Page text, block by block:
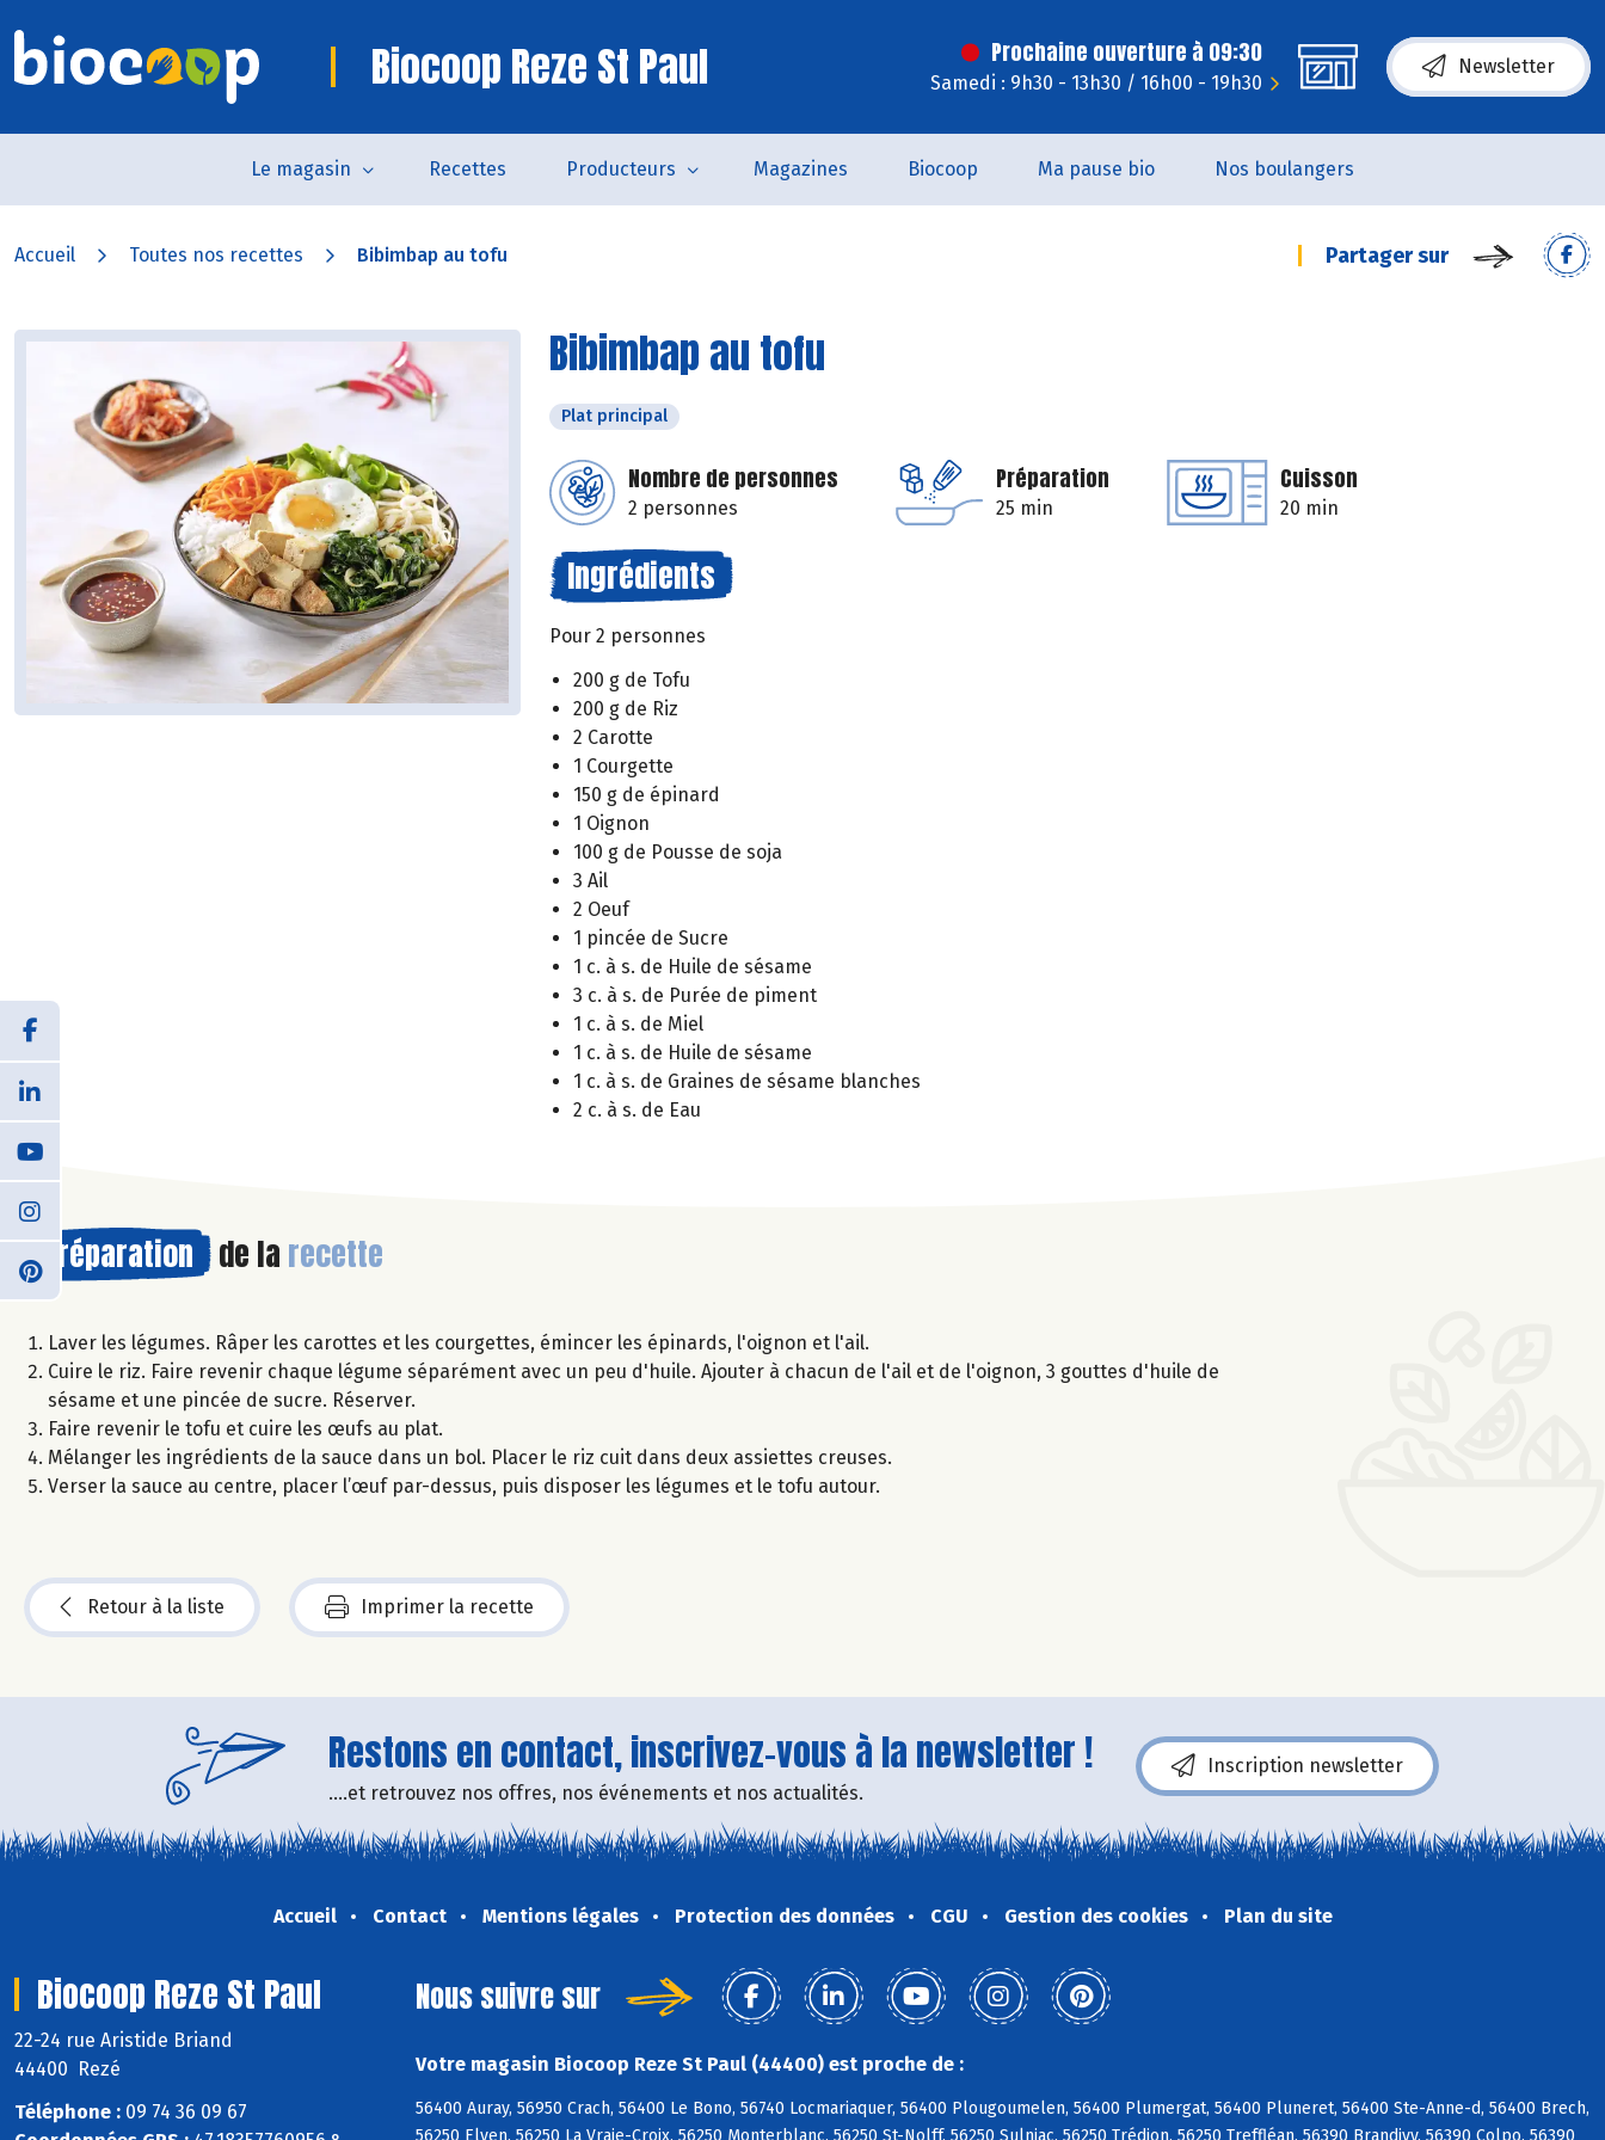
Biocoop Reze St Paul Prochaine ouverture à 09:30
Samedi : 9h30 - 13h30 / 16h00 - 19h30
Newsletter
Le magasin Recettes Producteurs Magazines Biocoop Ma pause bio Nos boulangers
Accueil Toutes nos recettes Bibimbap au tofu Partager sur
Bibimbap au tofu
Plat principal
Nombre de personnes
2 personnes
Préparation
25 min
Cuisson
20 min
Ingrédients
Pour 2 personnes
200 g de Tofu
200 g de Riz
2 Carotte
1 Courgette
150 g de épinard
1 Oignon
100 g de Pousse de soja
3 Ail
2 Oeuf
1 pincée de Sucre
1 c. à s. de Huile de sésame
3 c. à s. de Purée de piment
1 c. à s. de Miel
1 c. à s. de Huile de sésame
1 c. à s. de Graines de sésame blanches
2 c. à s. de Eau
Préparation de la recette
Laver les légumes. Râper les carottes et les courgettes, émincer les épinards, l'oignon et l'ail.
Cuire le riz. Faire revenir chaque légume séparément avec un peu d'huile. Ajouter à chacun de l'ail et de l'oignon, 3 gouttes d'huile de
sésame et une pincée de sucre. Réserver.
Faire revenir le tofu et cuire les œufs au plat.
Mélanger les ingrédients de la sauce dans un bol. Placer le riz cuit dans deux assiettes creuses.
Verser la sauce au centre, placer l’œuf par-dessus, puis disposer les légumes et le tofu autour.
Retour à la liste Imprimer la recette
Restons en contact, inscrivez-vous à la newsletter !
....et retrouvez nos offres, nos événements et nos actualités.
Inscription newsletter
Accueil Contact Mentions légales Protection des données CGU Gestion des cookies Plan du site
Biocoop Reze St Paul
22-24 rue Aristide Briand
44400 Rezé
Téléphone : 09 74 36 09 67
Nous suivre sur
Votre magasin Biocoop Reze St Paul (44400) est proche de :
56400 Auray, 56950 Crach, 56400 Le Bono, 56740 Locmariaquer, 56400 Plougoumelen, 56400 Plumergat, 56400 Pluneret, 56400 Ste-Anne-d, 56400 Brech,
56250 Elven, 56250 La Vraie-Croix, 56250 Monterblanc, 56250 St-Nolff, 56250 Sulniac, 56250 Trédion, 56250 Treffléan, 56390 Brandivy, 56390 Colpo, 56390